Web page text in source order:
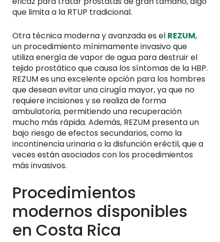
que limita a la RTUP tradicional.
Otra técnica moderna y avanzada es el REZUM,
un procedimiento mínimamente invasivo que
utiliza energía de vapor de agua para destruir el
tejido prostático que causa los síntomas de la HBP.
REZUM es una excelente opción para los hombres
que desean evitar una cirugía mayor, ya que no
requiere incisiones y se realiza de forma
ambulatoria, permitiendo una recuperación
mucho más rápida. Además, REZUM presenta un
bajo riesgo de efectos secundarios, como la
incontinencia urinaria o la disfunción eréctil, que a
veces están asociados con los procedimientos
más invasivos.
Procedimientos
modernos disponibles
en Costa Rica